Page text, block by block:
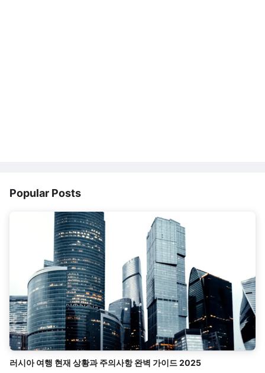
Popular Posts
러시아 여행 현재 상황과 주의사항 완벽 가이드 2025